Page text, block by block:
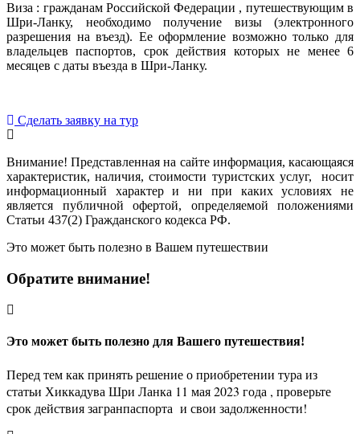
Виза : гражданам Российской Федерации , путешествующим в
Шри-Ланку, необходимо получение визы (электронного
разрешения на въезд). Ее оформление возможно только для
владельцев паспортов, срок действия которых не менее 6
месяцев с даты въезда в Шри-Ланку.
Сделать заявку на тур
Внимание! Представленная на сайте информация, касающаяся
характеристик, наличия, стоимости туристских услуг, носит
информационный характер и ни при каких условиях не
является публичной офертой, определяемой положениями
Статьи 437(2) Гражданского кодекса РФ.
Это может быть полезно в Вашем путешествии
Обратите внимание!
Это может быть полезно для Вашего путешествия!
Перед тем как принять решение о приобретении тура из
статьи Хиккадува Шри Ланка 11 мая 2023 года , проверьте
срок действия загранпаспорта и свои задолженности!